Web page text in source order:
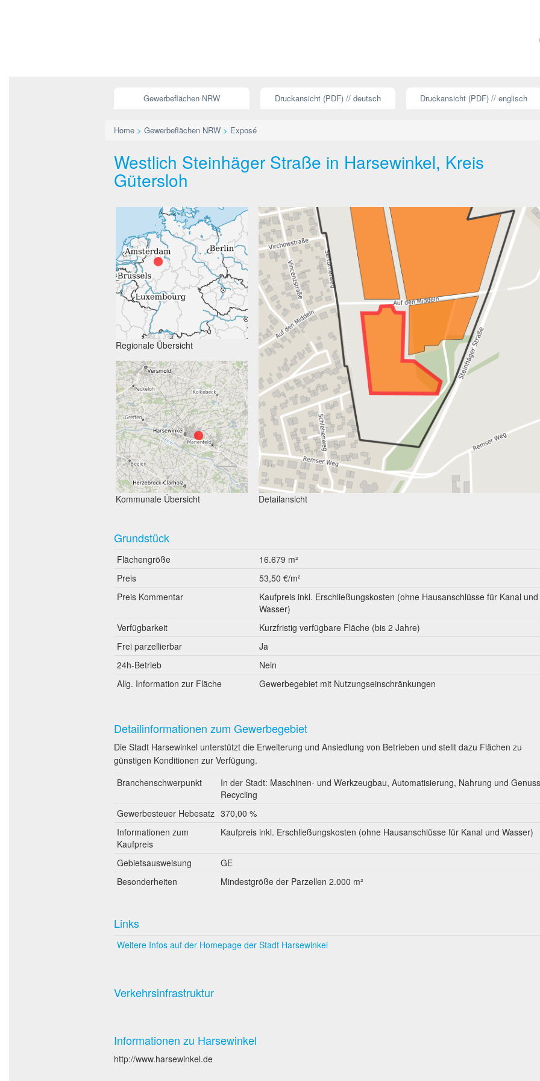
Gewerbeflächen NRW Druckansicht (PDF) // deutsch Druckansicht (PDF) // englisch
Home > Gewerbeflächen NRW > Exposé
Westlich Steinhäger Straße in Harsewinkel, Kreis
Gütersloh
Regionale Übersicht
Kommunale Übersicht Detailansicht
Grundstück
Flächengröße
16.679 m²
Preis
53,50 €/m²
Preis Kommentar
Kaufpreis inkl. Erschließungskosten (ohne Hausanschlüsse für Kanal und
Wasser)
Verfügbarkeit
Kurzfristig verfügbare Fläche (bis 2 Jahre)
Frei parzellierbar
Ja
24h-Betrieb
Nein
Allg. Information zur Fläche
Gewerbegebiet mit Nutzungseinschränkungen
Detailinformationen zum Gewerbegebiet
Die Stadt Harsewinkel unterstützt die Erweiterung und Ansiedlung von Betrieben und stellt dazu Flächen zu
günstigen Konditionen zur Verfügung.
Branchenschwerpunkt
In der Stadt: Maschinen- und Werkzeugbau, Automatisierung, Nahrung und
Recycling
Gewerbesteuer Hebesatz 370,00 %
Informationen zum
Kaufpreis
Kaufpreis inkl. Erschließungskosten (ohne Hausanschlüsse für Kanal und Wasser)
Gebietsausweisung
GE
Besonderheiten
Mindestgröße der Parzellen 2.000 m²
Links
Weitere Infos auf der Homepage der Stadt Harsewinkel
Verkehrsinfrastruktur
Informationen zu Harsewinkel
http://www.harsewinkel.de